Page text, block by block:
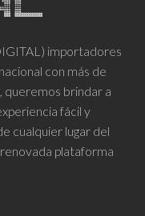
importadores
con más de
queremos brindar a
fácil y
cualquier lugar del
plataforma